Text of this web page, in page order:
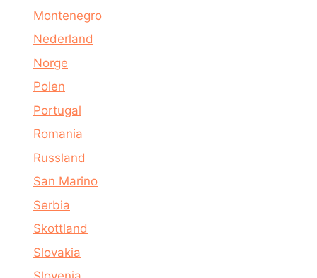
Montenegro
Nederland
Norge
Polen
Portugal
Romania
Russland
San Marino
Serbia
Skottland
Slovakia